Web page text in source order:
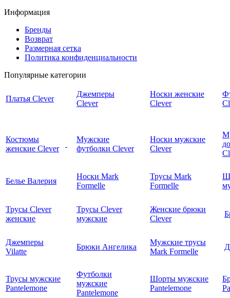
Информация
Бренды
Возврат
Размерная сетка
Политика конфиденциальности
Популярные категории
Платья Clever
Джемперы
Clever
Носки женские
Clever
Костюмы
женские Clever
Мужские
футболки Clever
Носки мужские
Clever
Белье Валерия
Носки Mark
Formelle
Трусы Mark
Formelle
Трусы Clever
женские
Трусы Clever
мужские
Женские брюки
Clever
Джемперы
Vilatte
Брюки Ангелика
Мужские трусы
Mark Formelle
Трусы мужские
Pantelemone
Футболки
мужские
Pantelemone
Шорты мужские
Pantelemone